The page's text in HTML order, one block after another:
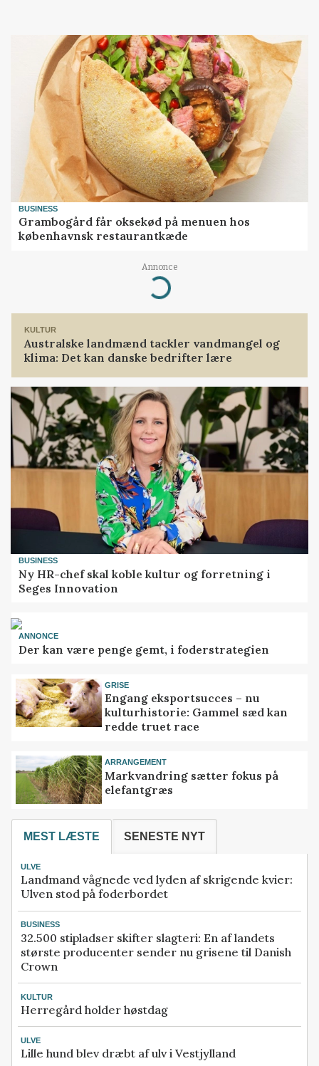
BUSINESS
Grambogård får oksekød på menuen hos
københavnsk restaurantkæde
Annonce
Loading...
KULTUR
Australske landmænd tackler vandmangel og
klima: Det kan danske bedrifter lære
BUSINESS
Ny HR-chef skal koble kultur og forretning i
Seges Innovation
ANNONCE
Der kan være penge gemt, i foderstrategien
GRISE
Engang eksportsucces – nu
kulturhistorie: Gammel sæd kan
redde truet race
ARRANGEMENT
Markvandring sætter fokus på
elefantgræs
MEST LÆSTE SENESTE NYT
ULVE
Landmand vågnede ved lyden af skrigende kvier:
Ulven stod på foderbordet
BUSINESS
32.500 stipladser skifter slagteri: En af landets
største producenter sender nu grisene til Danish
Crown
KULTUR
Herregård holder høstdag
ULVE
Lille hund blev dræbt af ulv i Vestjylland